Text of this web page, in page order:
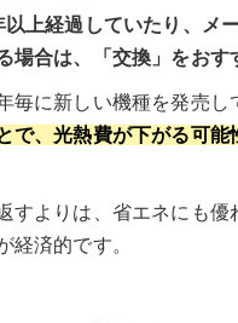
上経過していたり、メ
場合は、「交換」をおす
毎に新しい機種を発売し
で、光熱費が下がる可能
すよりは、省エネにも優
経済的です。